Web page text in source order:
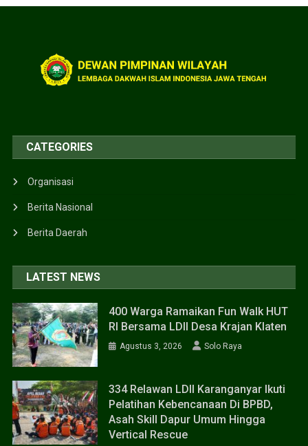
CATEGORIES
Organisasi
Berita Nasional
Berita Daerah
LATEST NEWS
400 Warga Ramaikan Fun Walk HUT
RI Bersama LDII Desa Krajan Klaten
Agustus 3, 2026 Solo Raya
334 Relawan LDII Karanganyar Ikuti
Pelatihan Kebencanaan Di BPBD,
Asah Skill Dapur Umum Hingga
Vertical Rescue